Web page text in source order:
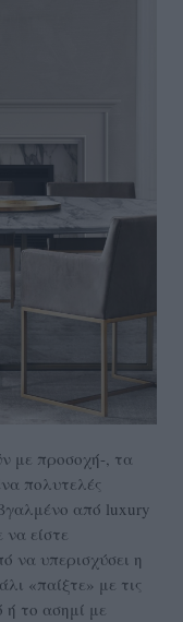
με προσοχή-, τα
πολυτελές
από luxury
είστε
να υπερισχύσει η
«παίξτε» με τις
το ασημί με